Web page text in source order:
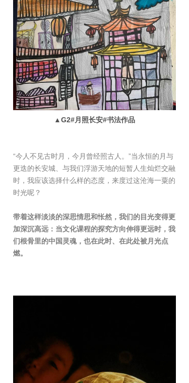
▲G2#月照长安#书法作品
“今人不见古时月，今月曾经照古人。”当永恒的月与
更迭的长安城、与我们浮游天地的短暂人生灿烂交融
时，我应该选择什么样的态度，来度过这沧海一粟的
时光呢？
带着这样淡淡的深思情思和怅然，我们的目光变得更
加深沉高远：当文化课程的探究方向伸得更远时，我
们根骨里的中国灵魂，也在此时、在此处被月光点
燃。